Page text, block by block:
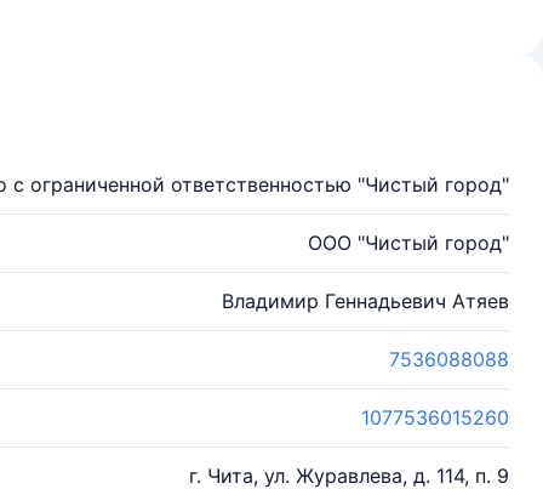
с ограниченной ответственностью "Чистый город"
ООО "Чистый город"
Владимир Геннадьевич Атяев
7536088088
1077536015260
г. Чита, ул. Журавлева, д. 114, п. 9